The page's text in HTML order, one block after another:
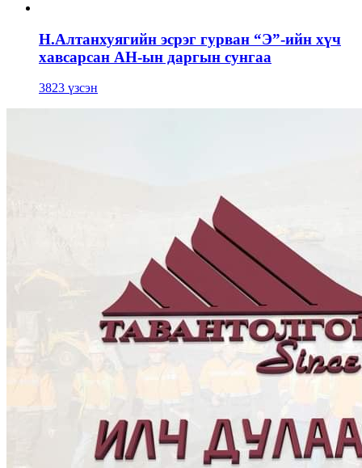
Н.Алтанхуягийн эсрэг гурван “Э”-ийн хүч
хавсарсан АН-ын даргын сунгаа
3823 үзсэн